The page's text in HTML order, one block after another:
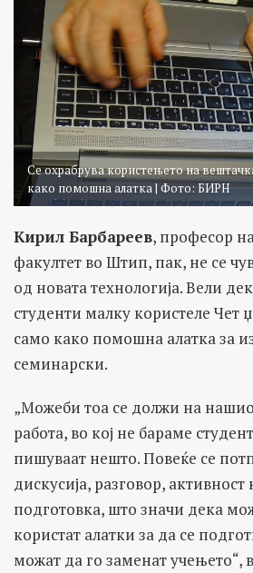
Се охрабрува користењето на
како помошна алатка | Фото: БИРН
Кирил Барбареев, професор
факултет во Штип, пак, не се
од новата технологија. Вели
студенти малку користеле
само како помошна алатка за
семинарски.
„Можеби тоа се должи на
работа, во кој не бараме
пишуваат нешто. Повеќе се
дискусија, разговор, активност
подготовка, што значи дека
користат алатки за да се
можат да го заменат учењето“,